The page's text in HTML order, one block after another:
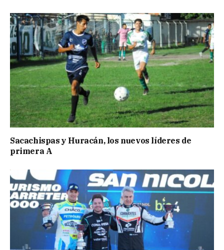
Sacachispas y Huracán, los nuevos líderes de
primera A